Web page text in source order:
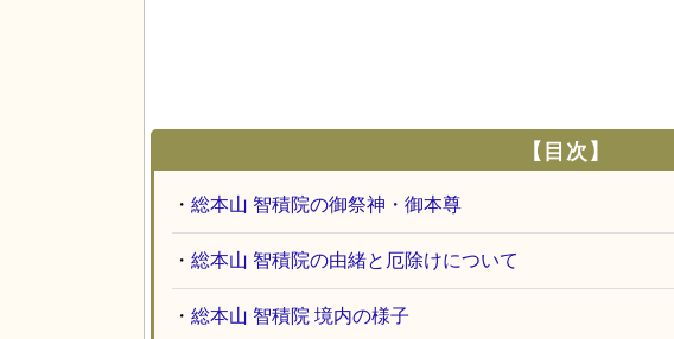
【目次】
・ 総本山 智積院の御祭神・御本尊
・ 総本山 智積院の由緒と厄除けについて
・ 総本山 智積院 境内の様子